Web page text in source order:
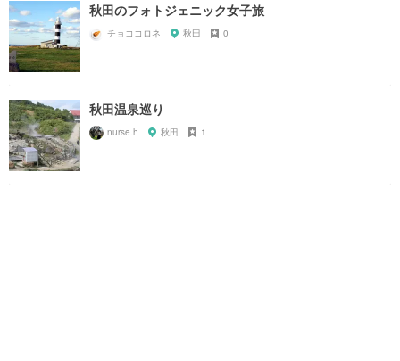
秋田のフォトジェニック女子旅
チョココロネ 秋田 0
秋田温泉巡り
nurse.h 秋田 1